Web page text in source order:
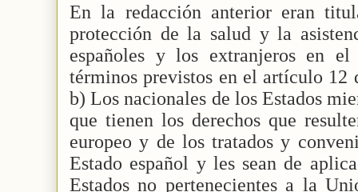
En la redacción anterior eran
protección de la salud y la
españoles y los extranjeros en
términos previstos en el artículo 12
b) Los nacionales de los Estados
que tienen los derechos que
europeo y de los tratados y
Estado español y les sean de
Estados no pertenecientes a la